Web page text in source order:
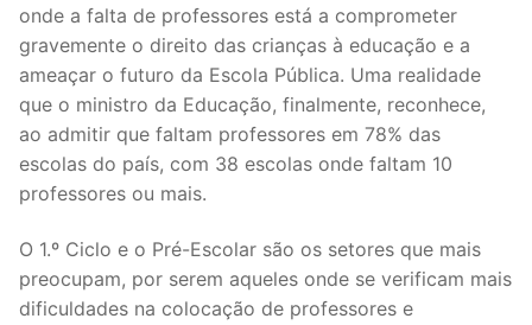
Legislação
Sectores
PRÉ-ESCOLAR
1º CICLO
2º/3º CEB / SECUNDÁRIO
ENSINO ARTÍSTICO
onde a falta de professores está a comprometer
gravemente o direito das crianças à educação e a
ameaçar o futuro da Escola Pública. Uma realidade
que o ministro da Educação, finalmente, reconhece,
ao admitir que faltam professores em 78% das
escolas do país, com 38 escolas onde faltam 10
professores ou mais.
O 1.º Ciclo e o Pré-Escolar são os setores que mais
preocupam, por serem aqueles onde se verificam mais
dificuldades na colocação de professores e